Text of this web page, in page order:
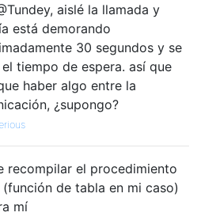
aislé la llamada y
está demorando
30 segundos y se
tiempo de espera. así que
haber algo entre la
¿supongo?
recompilar el procedimiento
de tabla en mi caso)
mí